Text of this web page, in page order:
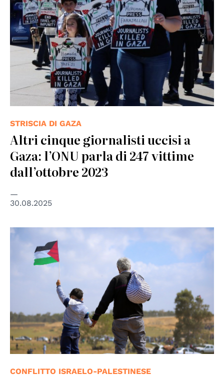
STRISCIA DI GAZA
Altri cinque giornalisti uccisi a
Gaza: l’ONU parla di 247 vittime
dall’ottobre 2023
30.08.2025
CONFLITTO ISRAELO-PALESTINESE